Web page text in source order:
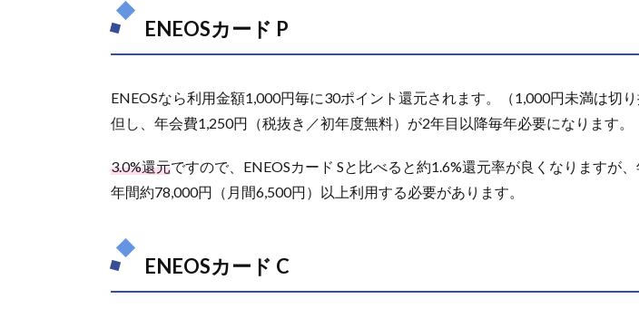
特
レ
ジ
ト
ー
楽天
カー
ENEOSカード P
ENEOSなら利用金額1,000円毎に30ポイント還元されます。（1,000円未満は切り
但し、年会費1,250円（税抜き／初年度無料）が2年目以降毎年必要になります。
3.0%還元ですので、ENEOSカード Sと比べると約1.6%還元率が良くなりますが
年間約78,000円（月間6,500円）以上利用する必要があります。
ENEOSカード C